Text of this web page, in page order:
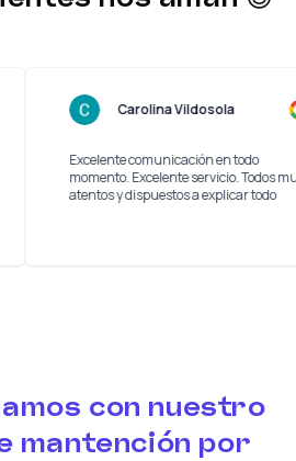
Excelente comunicación en
momento. Excelente servicio.
atentos y dispuestos a
Carolina Vildosola
con nuestro
mantención por